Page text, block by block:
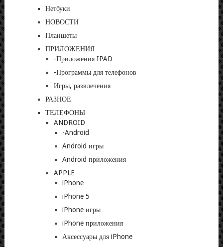
Нетбуки
НОВОСТИ
Планшеты
ПРИЛОЖЕНИЯ
-Приложения IPAD
-Программы для телефонов
Игры, развлечения
РАЗНОЕ
ТЕЛЕФОНЫ
ANDROID
-Android
Android игры
Android приложения
APPLE
iPhone
iPhone 5
iPhone игры
iPhone приложения
Аксессуары для iPhone